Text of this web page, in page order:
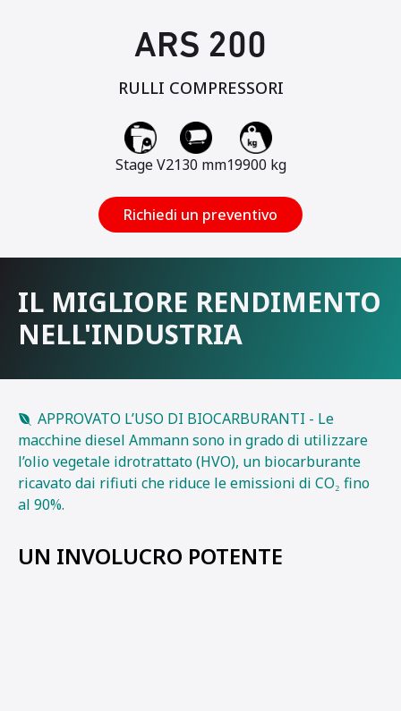
ARS 200
RULLI COMPRESSORI
Stage V2130 mm19900 kg
Richiedi un preventivo
IL MIGLIORE RENDIMENTO
NELL'INDUSTRIA
APPROVATO L’USO DI BIOCARBURANTI - Le
macchine diesel Ammann sono in grado di utilizzare
l’olio vegetale idrotrattato (HVO), un biocarburante
ricavato dai rifiuti che riduce le emissioni di CO₂ fino
al 90%.
UN INVOLUCRO POTENTE